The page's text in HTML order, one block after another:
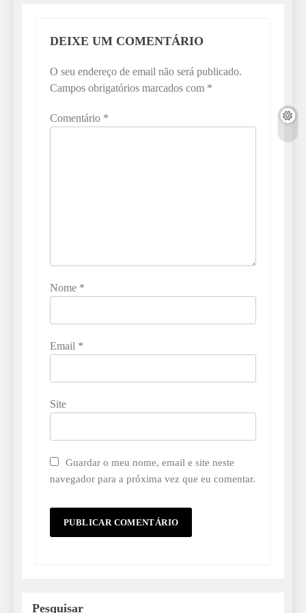
DEIXE UM COMENTÁRIO
O seu endereço de email não será publicado.
Campos obrigatórios marcados com *
Comentário *
Nome *
Email *
Site
Guardar o meu nome, email e site neste
navegador para a próxima vez que eu comentar.
Pesquisar